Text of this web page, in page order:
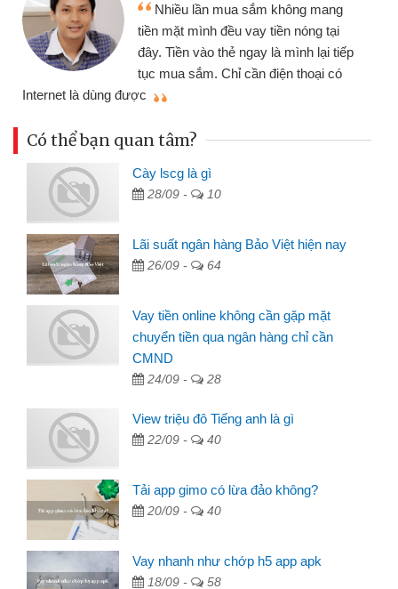
mua sắm không mang
đều vay tiền nóng tại
thẻ ngay là mình lại tiếp
Chỉ cần điện thoại có
nhiều lúc cần
đến website qua
đã giải quyết
Có thể bạn quan tâm?
Cày lscg là gì
28/09 - 10
Lãi suất ngân hàng Bảo Việt hiện nay
26/09 - 64
Vay tiền online không cần gặp mặt
chuyển tiền qua ngân hàng chỉ cần
CMND
24/09 - 28
View triệu đô Tiếng anh là gì
22/09 - 40
Tải app gimo có lừa đảo không?
20/09 - 40
Vay nhanh như chớp h5 app apk
18/09 - 58